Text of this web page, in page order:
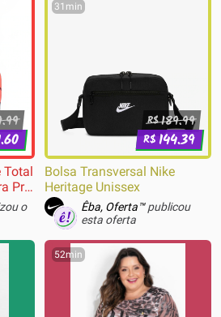
Total
Pro
o
31min
R$189.99
R$144.39
Bolsa Transversal Nike
Heritage Unissex
Êba, Oferta™publicou
esta oferta
52min